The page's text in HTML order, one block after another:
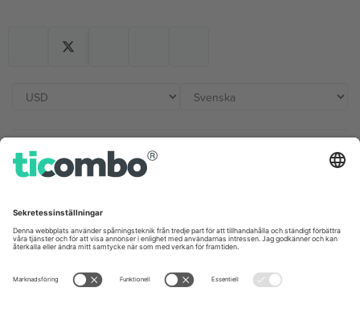
Kontor och support
Unter den Linden 24, 10117
Berlin, Germany
London, EC1V 1AW, United
Kingdom
United States
Switzerland